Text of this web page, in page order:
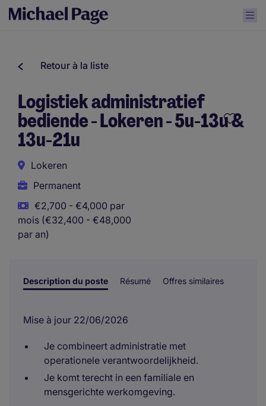
Retour à la liste
Logistiek administratief
bediende - Lokeren - 5u-13u &
13u-21u
Lokeren
Permanent
€2,700 - €4,000 par
mois (€32,400 - €48,000
par an)
Description du poste Résumé Offres similaires
Mise à jour 22/06/2026
Je combineert administratie met
operationele verantwoordelijkheid.
Je komt terecht in een familiale en
mensgerichte werkomgeving.